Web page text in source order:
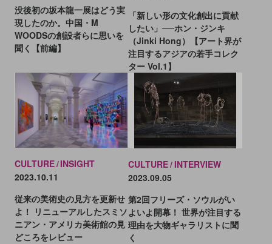
没後初の坂本龍一展はどう実
現したのか。中国・M
WOODSの創設者らに思いを
聞く【前編】
「新しい形の文化創出に貢献
したい」──ホン・ジンキ
（Jinki Hong）【アート界が
注目するアジアの若手コレク
ター Vol.1】
CULTURE INSIGHT
2023.10.11
従来の美術史の見方を更新せ
よ！ リニューアルしたスミソ
ニアン・アメリカ美術館の見
どころをレビュー
CULTURE INTERVIEW
2023.09.05
第2回フリーズ・ソウルがい
よいよ開幕！ 世界が注目する
理由を大物ギャラリストに聞
く